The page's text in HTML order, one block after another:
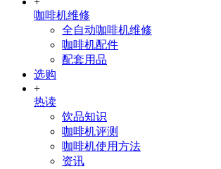
咖啡机维修
全自动咖啡机维修
咖啡机配件
配套用品
选购
+
热读
饮品知识
咖啡机评测
咖啡机使用方法
资讯